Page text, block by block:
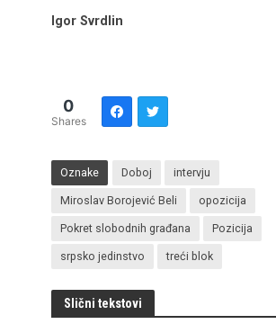
Igor Svrdlin
0
Shares
Oznake Doboj intervju
Miroslav Borojević Beli opozicija
Pokret slobodnih građana Pozicija
srpsko jedinstvo treći blok
Slični tekstovi